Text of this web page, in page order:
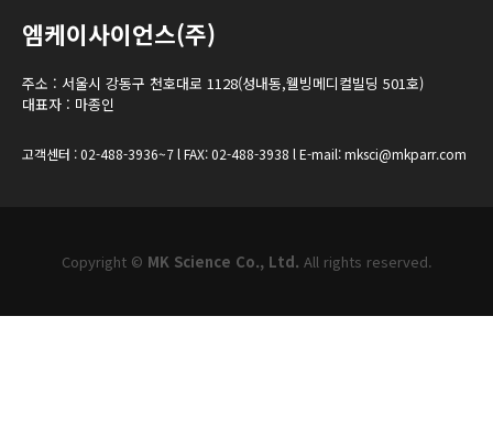
엠케이사이언스(주)
주소 : 서울시 강동구 천호대로 1128(성내동,웰빙메디컬빌딩 501호)
대표자 : 마종인
고객센터 : 02-488-3936~7 l FAX: 02-488-3938 l E-mail: mksci@mkparr.com
Copyright © MK Science Co., Ltd. All rights reserved.